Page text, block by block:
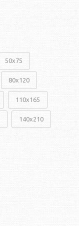
50x75
80x120
110x165
140x210